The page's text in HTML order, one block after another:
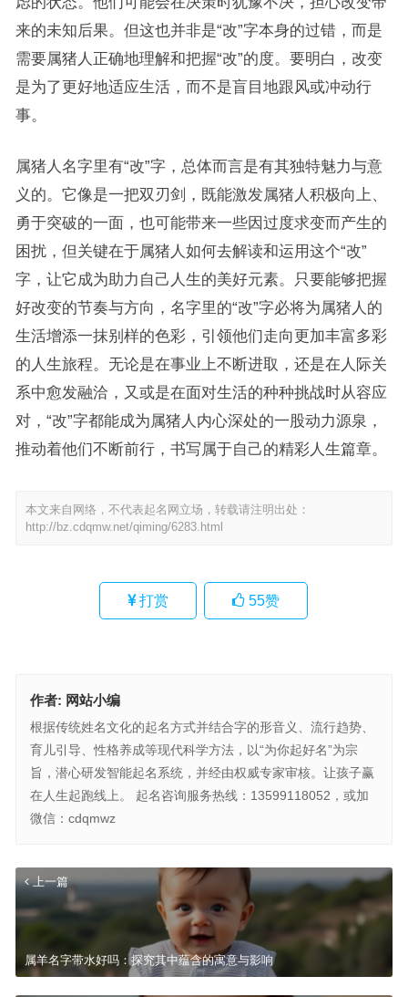
来的未知后果。但这也并非是“改”字本身的过错，而是
需要属猪人正确地理解和把握“改”的度。要明白，改变
是为了更好地适应生活，而不是盲目地跟风或冲动行
事。
属猪人名字里有“改”字，总体而言是有其独特魅力与意
义的。它像是一把双刃剑，既能激发属猪人积极向上、
勇于突破的一面，也可能带来一些因过度求变而产生的
困扰，但关键在于属猪人如何去解读和运用这个“改”
字，让它成为助力自己人生的美好元素。只要能够把握
好改变的节奏与方向，名字里的“改”字必将为属猪人的
生活增添一抹别样的色彩，引领他们走向更加丰富多彩
的人生旅程。无论是在事业上不断进取，还是在人际关
系中愈发融洽，又或是在面对生活的种种挑战时从容应
对，“改”字都能成为属猪人内心深处的一股动力源泉，
推动着他们不断前行，书写属于自己的精彩人生篇章。
本文来自网络，不代表起名网立场，转载请注明出处：
http://bz.cdqmw.net/qiming/6283.html
打赏 55赞
作者: 网站小编
根据传统姓名文化的起名方式并结合字的形音义、流行趋势、
育儿引导、性格养成等现代科学方法，以“为你起好名”为宗
旨，潜心研发智能起名系统，并经由权威专家审核。让孩子赢
在人生起跑线上。 起名咨询服务热线：13599118052，或加
微信：cdqmwz
上一篇
属羊名字带水好吗：探究其中蕴含的寓意与影响